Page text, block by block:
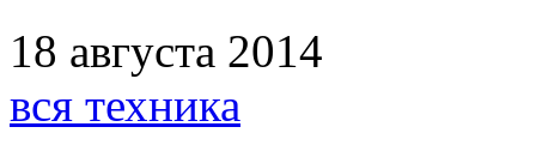
18 августа 2014
вся техника